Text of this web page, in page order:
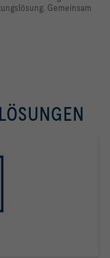
Gemeinsam